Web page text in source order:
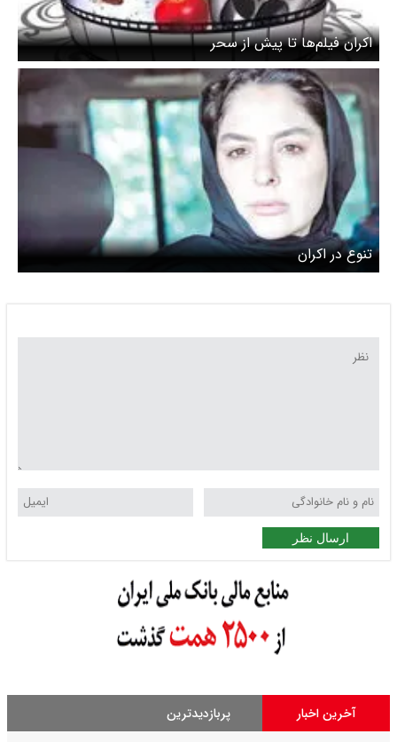
اکران فیلم‌ها تا پیش از سحر
تنوع در اکران
ارسال نظر
آخرین اخبار پربازدیدترین